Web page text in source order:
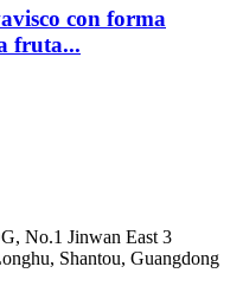
con forma
fruta...
No.1 Jinwan East 3
Shantou, Guangdong